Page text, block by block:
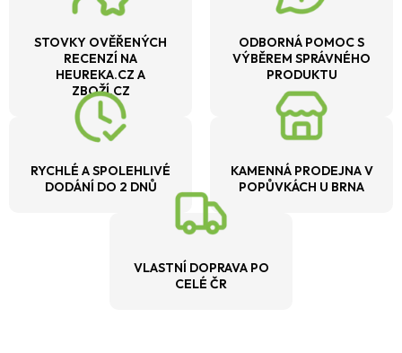
STOVKY OVĚŘENÝCH
RECENZÍ NA
HEUREKA.CZ A
ZBOŽÍ.CZ
ODBORNÁ POMOC S
VÝBĚREM SPRÁVNÉHO
PRODUKTU
RYCHLÉ A SPOLEHLIVÉ
DODÁNÍ DO 2 DNŮ
KAMENNÁ PRODEJNA V
POPŮVKÁCH U BRNA
VLASTNÍ DOPRAVA PO
CELÉ ČR